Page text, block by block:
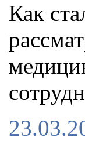
Как